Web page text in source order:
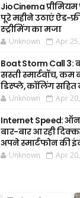
JioCinema
पूरे महीने उठाएं ऐड-
स्ट्रीमिंग का मजा
Unknown Apr
Boat Storm Call 3:
सस्ती स्मार्टवॉच,
डिस्प्ले, कॉलिंग
Unknown Apr
Internet Speed:
बार-बार आ रही
अपने स्मार्टफोन की
Unknown Apr